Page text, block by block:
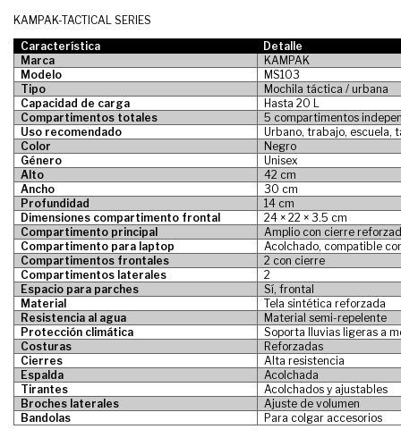
KAMPAK-TACTICAL SERIES
Característica
Detalle
Marca
KAMPAK
Modelo
MS103
Tipo
Mochila táctica / urbana
Capacidad de carga
Hasta 20 L
Compartimentos totales
5 compartimentos
Uso recomendado
Urbano, trabajo, escuela,
Color
Negro
Género
Unisex
Alto
42 cm
Ancho
30 cm
Profundidad
14 cm
Dimensiones compartimento frontal
24 × 22 × 3.5 cm
Compartimento principal
Amplio con cierre
Compartimento para laptop
Acolchado, compatible
Compartimentos frontales
2 con cierre
Compartimentos laterales
2
Espacio para parches
Sí, frontal
Material
Tela sintética reforzada
Resistencia al agua
Material semi-repelente
Protección climática
Soporta lluvias ligeras a
Costuras
Reforzadas
Cierres
Alta resistencia
Espalda
Acolchada
Tirantes
Acolchados y ajustables
Broches laterales
Ajuste de volumen
Bandolas
Para colgar accesorios